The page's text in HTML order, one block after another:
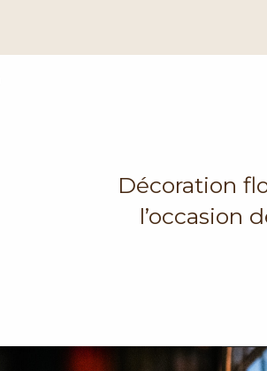
Décoration
l’occasion